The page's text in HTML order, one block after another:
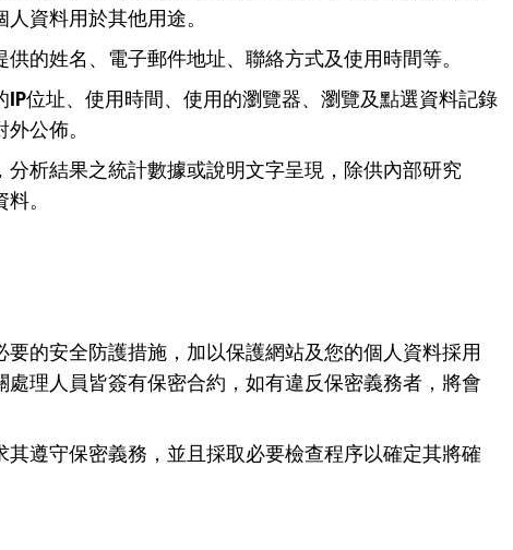
資料用於其他用途。
的姓名、電子郵件地址、聯絡方式及使用時間等。
位址、使用時間、使用的瀏覽器、瀏覽及點選資料記錄
公佈。
析結果之統計數據或說明文字呈現，除供內部研究
。
的安全防護措施，加以保護網站及您的個人資料採用
理人員皆簽有保密合約，如有違反保密義務者，將會
遵守保密義務，並且採取必要檢查程序以確定其將確